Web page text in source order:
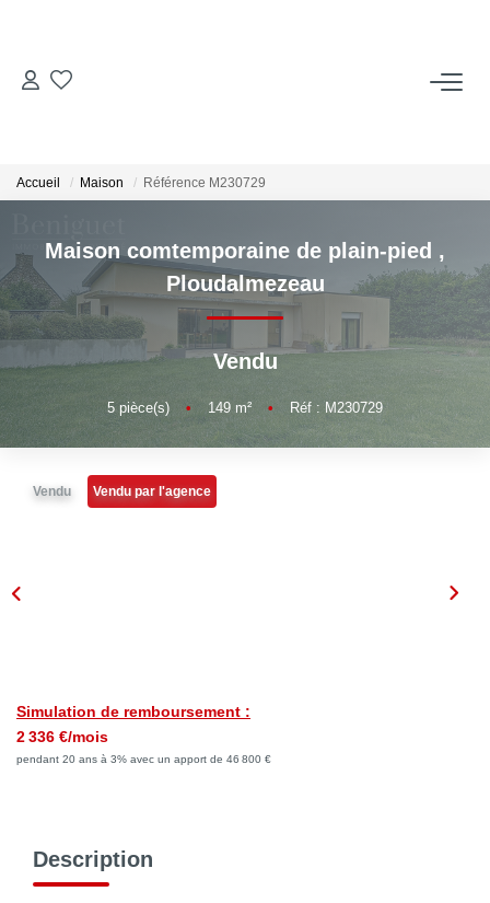
ACHETER
LOUER
Locations Saisonnières
ESTIMER
VENDRE
NOTRE AGENCE
CONTACT
EN
Accueil Maison Référence M230729
Maison comtemporaine de plain-pied ,
Ploudalmezeau
Vendu
5 pièce(s) • 149 m² • Réf : M230729
Vendu Vendu par l'agence
Simulation de remboursement :
2 336 €/mois
pendant 20 ans à 3% avec un apport de 46 800 €
Description